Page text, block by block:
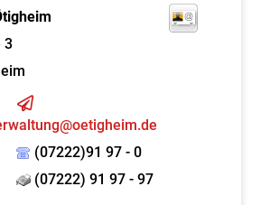
3
(07222)91 97 - 0
(07222) 91 97 - 97